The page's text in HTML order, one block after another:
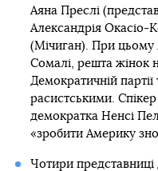
Аяна Преслі
Александрія
(Мічиган). При цьому
Сомалі, решта жінок
Демократичній
расистськими.
демократка Ненсі
«зробити Америку
Чотири представниці